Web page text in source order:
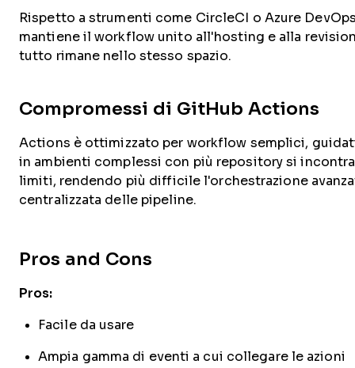
Rispetto a strumenti come CircleCI o Azure
mantiene il workflow unito all'hosting e alla
tutto rimane nello stesso spazio.
Compromessi di GitHub Actions
Actions è ottimizzato per workflow semplici,
in ambienti complessi con più repository si
limiti, rendendo più difficile l'orchestrazione
centralizzata delle pipeline.
Pros and Cons
Pros:
Facile da usare
Ampia gamma di eventi a cui collegare le azioni